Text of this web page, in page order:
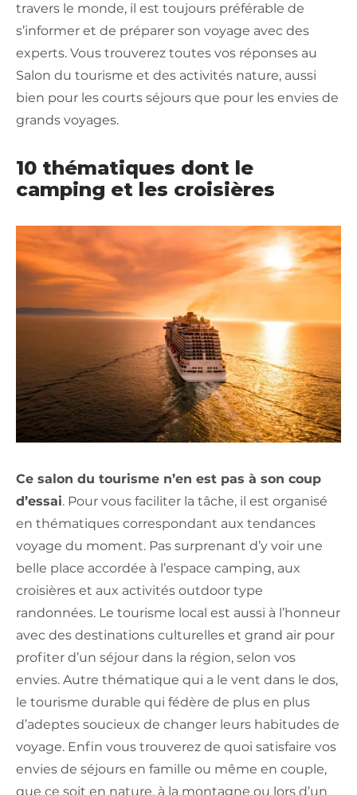
travers le monde, il est toujours préférable de
s’informer et de préparer son voyage avec des
experts. Vous trouverez toutes vos réponses au
Salon du tourisme et des activités nature, aussi
bien pour les courts séjours que pour les envies de
grands voyages.
10 thématiques dont le
camping et les croisières
Ce salon du tourisme n’en est pas à son coup
d’essai. Pour vous faciliter la tâche, il est organisé
en thématiques correspondant aux tendances
voyage du moment. Pas surprenant d’y voir une
belle place accordée à l’espace camping, aux
croisières et aux activités outdoor type
randonnées. Le tourisme local est aussi à l’honneur
avec des destinations culturelles et grand air pour
profiter d’un séjour dans la région, selon vos
envies. Autre thématique qui a le vent dans le dos,
le tourisme durable qui fédère de plus en plus
d’adeptes soucieux de changer leurs habitudes de
voyage. Enfin vous trouverez de quoi satisfaire vos
envies de séjours en famille ou même en couple,
que ce soit en nature, à la montagne ou lors d’un